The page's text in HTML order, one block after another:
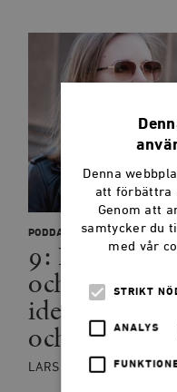
PODDAR
9:
och
och det
LARS ANDERS
Denna
att förbättra
Genom att
samtycker du
med vår
STRIKT
ANALYS